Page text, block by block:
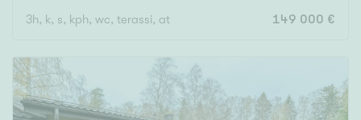
3h, k, s, kph, wc, terassi, at 149 000 €